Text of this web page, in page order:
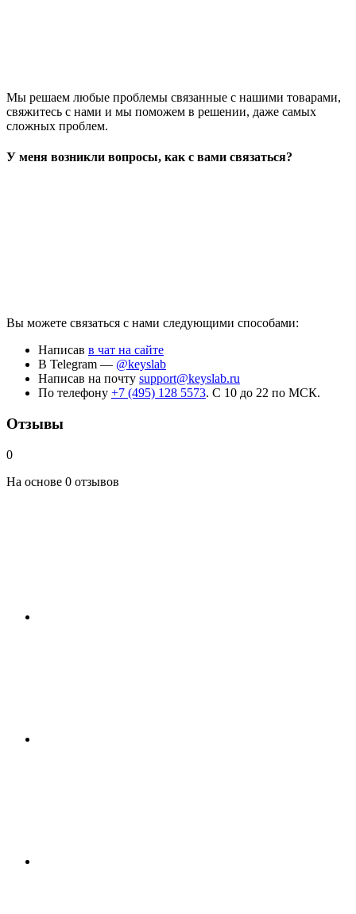
Мы решаем любые проблемы связанные с нашими товарами,
свяжитесь с нами и мы поможем в решении, даже самых
сложных проблем.
У меня возникли вопросы, как с вами связаться?
Вы можете связаться с нами следующими способами:
Написав в чат на сайте
В Telegram — @keyslab
Написав на почту support@keyslab.ru
По телефону +7 (495) 128 5573. С 10 до 22 по МСК.
Отзывы
0
На основе 0 отзывов